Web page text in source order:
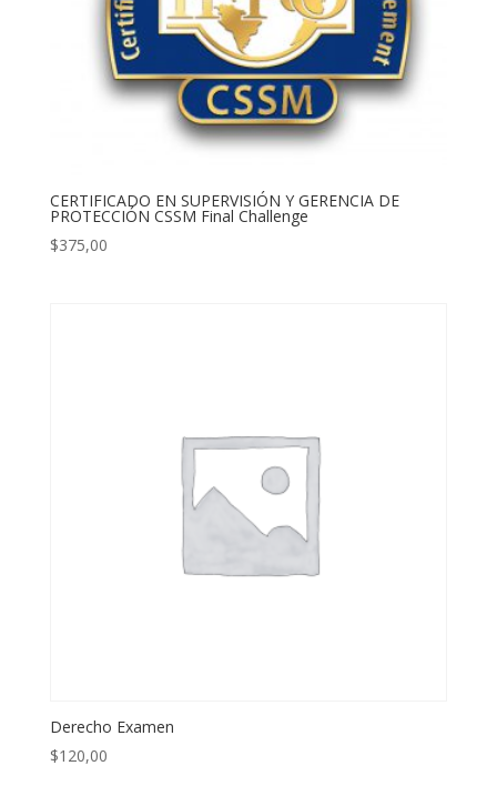
CERTIFICADO EN SUPERVISIÓN Y GERENCIA DE
PROTECCIÓN CSSM Final Challenge
$375,00
Derecho Examen
$120,00